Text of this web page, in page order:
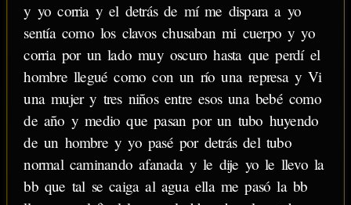
y yo corria y el detrás de mí me dispara a yo
sentía como los clavos chusaban mi cuerpo y yo
corria por un lado muy oscuro hasta que perdí el
hombre llegué como con un río una represa y Vi
una mujer y tres niños entre esos una bebé como
de año y medio que pasan por un tubo huyendo
de un hombre y yo pasé por detrás del tubo
normal caminando afanada y le dije yo le llevo la
bb que tal se caiga al agua ella me pasó la bb